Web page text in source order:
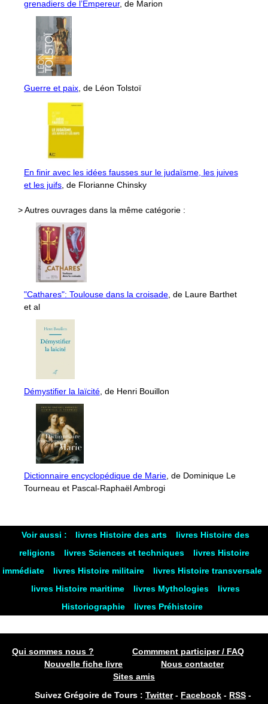
grenadiers de l’Empereur, de Marion
Guerre et paix, de Léon Tolstoï
En finir avec les idées fausses sur le judaïsme, les juives
et les juifs, de Florianne Chinsky
> Autres ouvrages dans la même catégorie :
"Cathares": Toulouse dans la croisade, de Laure Barthet
et al
Démystifier la laïcité, de Henri Bouillon
Dictionnaire encyclopédique de Marie, de Dominique Le
Tourneau et Pascal-Raphaël Ambrogi
Voir aussi : livres Histoire des arts
livres Histoire des
religions
livres Sciences et techniques
livres Histoire
immédiate
livres Histoire militaire
livres Histoire transversale
livres Histoire maritime
livres Mythologies
livres
Historiographie
livres Préhistoire
Qui sommes nous ?
Commment participer / FAQ
Nouvelle fiche livre
Nous contacter
Sites amis
Suivez Grégoire de Tours : Twitter- Facebook - RSS -